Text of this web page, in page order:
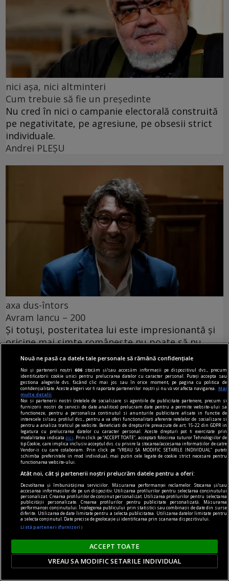
nici așa, nici altminteri
Cum trebuie să fie un președinte
Nu cred în nici o campanie electorală construită
pe negativitate, pe agresiune, pe obsesii strict
individuale.
Andrei PLEŞU
axa dus-întors
Avram Iancu – 200
Și totuși, posteritatea lui este impresionantă și
oricine mai simte românește nu poate să nu
simtă o înaltă emoție gîndindu-se la el.
Sever VOINESCU
accent pe istorie
Stocul pare limitat, istoria continuă.
Mihaela SIMINA
Nouă ne pasă ca datele tale personale să rămână confidențiale
Noi și partenerii noștri606 stocăm și/sau accesăm informații pe dispozitivul dvs., precum
identificatorii cookie unici pentru prelucrarea datelor cu caracter personal. Puteți accepta sau
gestiona alegerile dvs. făcând clic mai jos sau în orice moment, pe pagina cu politica de
confidențialitate. Aceste alegeri vor fi raportate partenerilor noștri și nu vă vor afecta navigarea.
Mai
multe detalii
Noi si partenerii nostri (retelele de socializare si agentiile de publicitate partenere, precum si
furnizorii nostri de servicii de date analitice) prelucram date pentru a permite website-ului sa
functioneze, pentru a personaliza continutul si anunturile publicitare afisate in functie de
interesele si/sau profilul dvs., pentru a va oferi functionalitati aferente retelelor de socializare si
pentru a analiza traficul pe website. Beneficiati de drepturile prevazute de art. 15-22 din GDPR in
legatura cu prelucrarea datelor cu caracter personal. Aceste drepturi pot fi exercitate prin
modalitatea indicataaici
. Prin click pe “ACCEPT TOATE”, acceptati folosirea tuturor Tehnologiilor de
tip Cookie, care implica inclusiv acceptul dvs. cu privire la stocarea/accesarea informatiilor de catre
Vendor-ii cu care colaboram. Prin click pe “VREAU SA MODIFIC SETARILE INDIVIDUAL” puteti
schimba preferintele in mod individual, mai putin cele legate de cookie strict necesare pentru
functionarea website-ului.
Atât noi, cât și partenerii noștri prelucrăm datele pentru a oferi:
Dezvoltarea și îmbunătățirea serviciilor. Măsurarea performanței reclamelor. Stocarea și/sau
accesarea informațiilor de pe un dispozitiv. Utilizarea profilurilor pentru selectarea conținutului
personalizat. Crearea profilurilor de conținut personalizat. Utilizarea profilurilor pentru selectarea
publicității personalizate. Crearea profilurilor pentru publicitate personalizată. Măsurarea
performanței conținutului. Înțelegerea publicului prin statistici sau combinații de date din surse
diferite. Utilizarea de date limitate pentru a selecta publicitatea. Utilizarea datelor limitate pentru
a selecta conținutul. Date precise de geolocație și identificarea prin scanarea dispozitivului.
Listă parteneri (furnizori)
ACCEPT TOATE
VREAU SA MODIFIC SETARILE INDIVIDUAL